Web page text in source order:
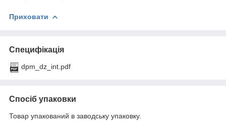
Приховати
Специфікація
dpm_dz_int.pdf
Спосіб упаковки
Товар упакований в заводську упаковку.